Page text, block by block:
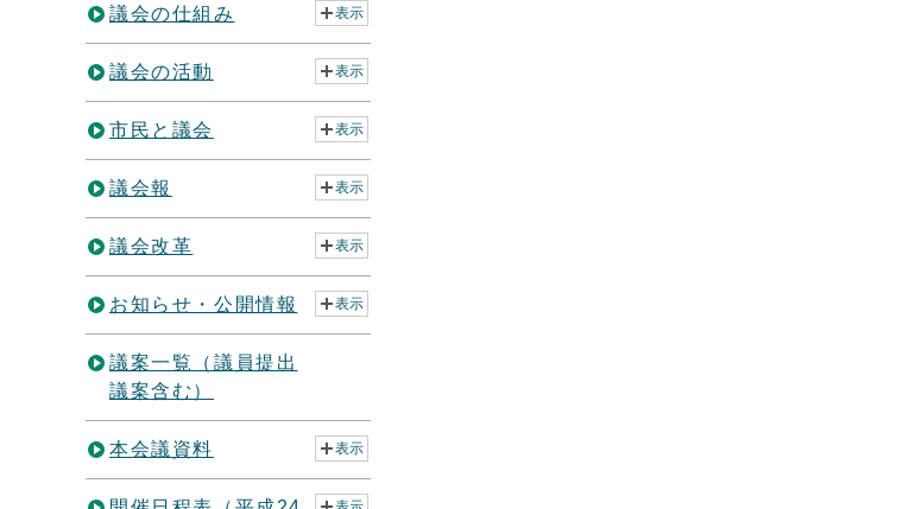
議会の仕組み 表示
議会の活動 表示
市民と議会 表示
議会報 表示
議会改革 表示
お知らせ・公開情報 表示
議案一覧（議員提出
議案含む）
本会議資料 表示